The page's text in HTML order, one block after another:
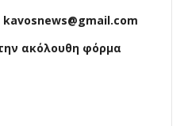
ακόλουθη φόρμα